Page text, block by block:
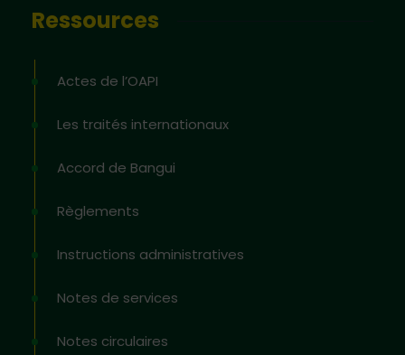
Ressources
Actes de l’OAPI
Les traités internationaux
Accord de Bangui
Règlements
Instructions administratives
Notes de services
Notes circulaires